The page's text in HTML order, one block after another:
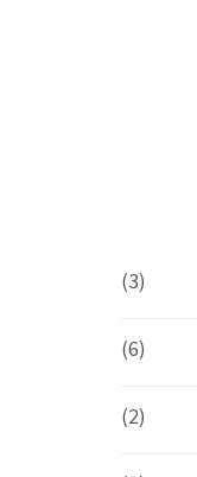
(3)
(6)
(2)